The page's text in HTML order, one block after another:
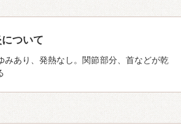
ついて
みあり、発熱なし。関節部分、首などが乾